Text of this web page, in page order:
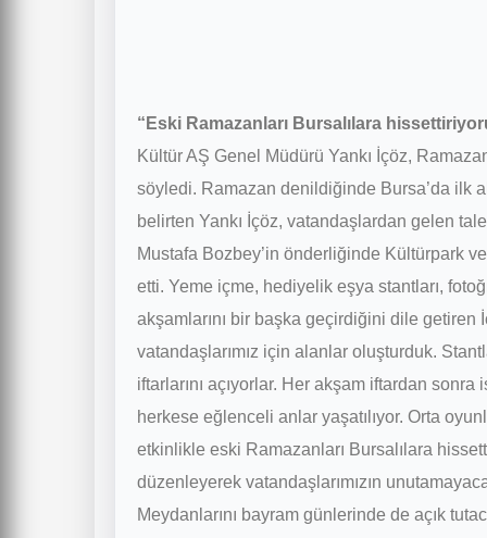
“Eski Ramazanları Bursalılara
Kültür AŞ Genel Müdürü Yankı İçöz,
söyledi. Ramazan denildiğinde Bursa’da ilk
belirten Yankı İçöz, vatandaşlardan gelen
Mustafa Bozbey’in önderliğinde Kültürpark ve
etti. Yeme içme, hediyelik eşya stantları,
akşamlarını bir başka geçirdiğini dile getiren
vatandaşlarımız için alanlar oluşturduk.
iftarlarını açıyorlar. Her akşam iftardan
herkese eğlenceli anlar yaşatılıyor. Orta
etkinlikle eski Ramazanları Bursalılara
düzenleyerek vatandaşlarımızın
Meydanlarını bayram günlerinde de açık